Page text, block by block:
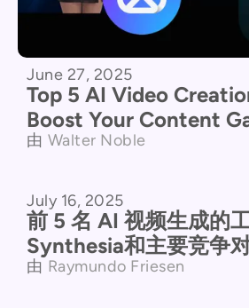
June 27, 2025
Top 5 AI Video
Boost Your Content
由 Walter Noble
July 16, 2025
前 5 名 AI 视频生成的
Synthesia和主要竞争
由 Raymundo Friesen